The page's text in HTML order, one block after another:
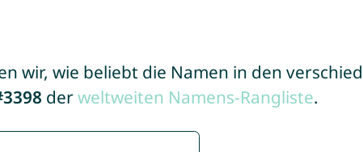
wir, wie beliebt die Namen in den
derweltweiten Namens-Rangliste.